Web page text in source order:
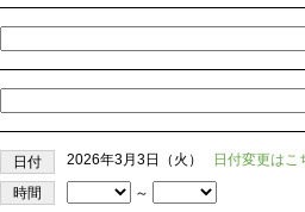
日付 2026年3月3日（火）
日付変更はこ
時間
～